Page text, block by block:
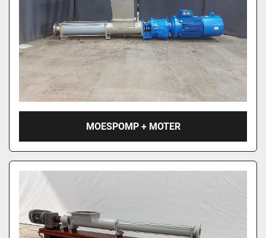
MOESPOMP + MOTER